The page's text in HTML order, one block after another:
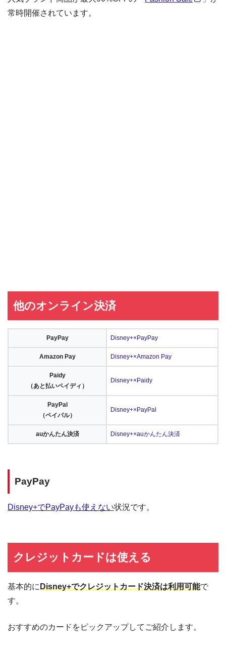
常時開催されています。
他のオンライン決済
PayPay Disney+×PayPay
Amazon Pay Disney+×Amazon Pay
Paidy
（あと払いペイディ）
Disney+×Paidy
PayPal
（ペイパル）
Disney+×PayPal
auかんたん決済 Disney+×auかんたん決済
PayPay
Disney+でPayPayも使えない状況です。
クレジットカードは使える
基本的にDisney+でクレジットカード決済は利用可能で
す。
おすすめのカードをピックアップしてご紹介します。